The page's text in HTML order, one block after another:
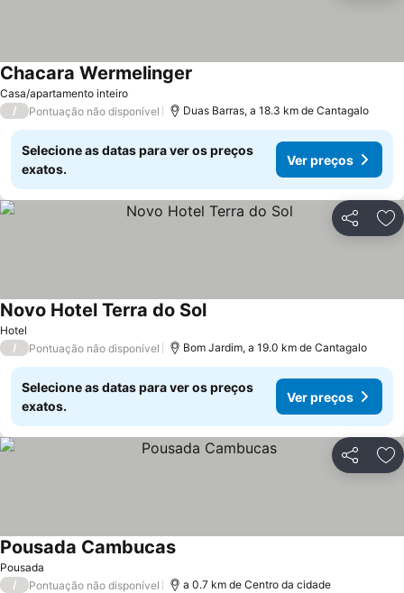
Casa/apartamento inteiro
Chacara Wermelinger
/ Pontuação não disponível Duas Barras, a 18.3 km de Cantagalo
Selecione as datas para ver os preços
exatos.
Ver preços
Partilhar
Hotel
Novo Hotel Terra do Sol
/ Pontuação não disponível Bom Jardim, a 19.0 km de Cantagalo
Selecione as datas para ver os preços
exatos.
Ver preços
Partilhar
Pousada
Pousada Cambucas
/ Pontuação não disponível a 0.7 km de Centro da cidade